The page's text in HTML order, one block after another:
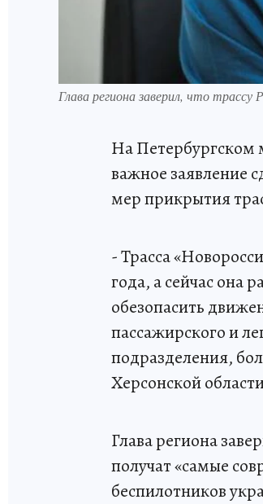
Глава региона заверил, что
На Петербургском
важное заявление
мер прикрытия
- Трасса
года, а сейчас она
обезопасить
пассажирского и
подразделения,
Херсонской
Глава региона
получат «самые
беспилотников